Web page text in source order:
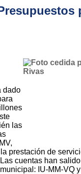
dado
las
prestación de
cuentas han
IU-MM-VQ